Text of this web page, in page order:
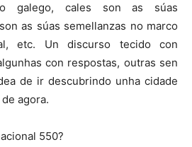
galego, cales son as súas
as súas semellanzas no marco
etc. Un discurso tecido con
con respostas, outras sen
de ir descubrindo unha cidade
agora.
550?